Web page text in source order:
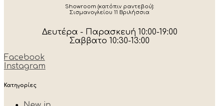
Showroom (κατόπιν ραντεβού):
Σισμανογλείου 11 Βριλήσσια
Δευτέρα - Παρασκευή 10:00-19:00
Σαββατο 10:30-13:00
Facebook
Instagram
Κατηγορίες